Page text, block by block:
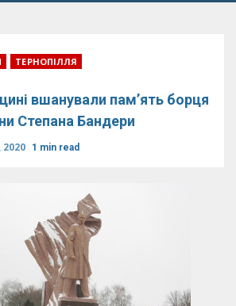
ТЕРНОПІЛЛЯ
вшанували пам’ять борця
Степана Бандери
2020 1 min read